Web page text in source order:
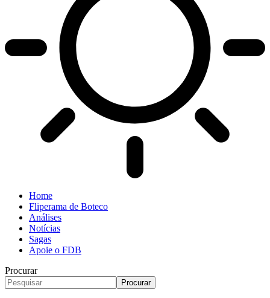
Home
Fliperama de Boteco
Análises
Notícias
Sagas
Apoie o FDB
Procurar